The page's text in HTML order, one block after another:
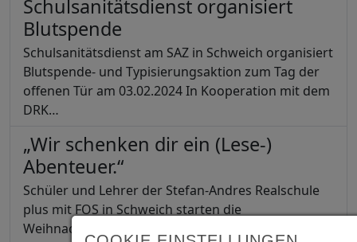
Schulsanitätsdienst organisiert
Blutspende
Schulsanitätsdienst am SAZ in Schweich organisiert
Blutspende- und Typisierungsaktion zum Tag der
offenen Tür am 03.02.2024 In Kooperation mit dem
DRK…
„Wir schenken dir ein (Lese-)
Abenteuer.“
Schüler und Lehrer der Stefan-Andres Realschule
plus mit FOS in Schweich starten die
Weihnachtsaktion 2023 „Wir schenken dir ein